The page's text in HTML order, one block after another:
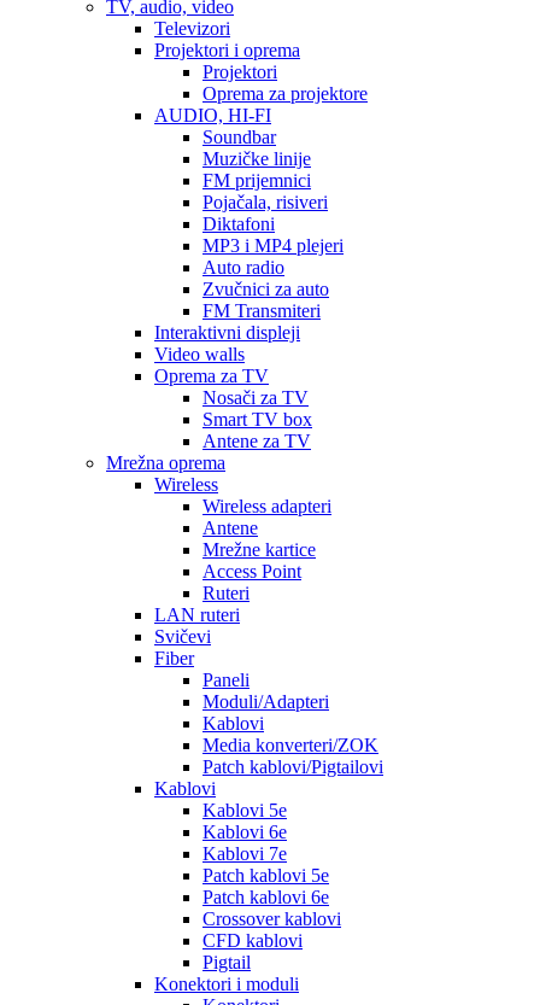
TV, audio, video
Televizori
Projektori i oprema
Projektori
Oprema za projektore
AUDIO, HI-FI
Soundbar
Muzičke linije
FM prijemnici
Pojačala, risiveri
Diktafoni
MP3 i MP4 plejeri
Auto radio
Zvučnici za auto
FM Transmiteri
Interaktivni displeji
Video walls
Oprema za TV
Nosači za TV
Smart TV box
Antene za TV
Mrežna oprema
Wireless
Wireless adapteri
Antene
Mrežne kartice
Access Point
Ruteri
LAN ruteri
Svičevi
Fiber
Paneli
Moduli/Adapteri
Kablovi
Media konverteri/ZOK
Patch kablovi/Pigtailovi
Kablovi
Kablovi 5e
Kablovi 6e
Kablovi 7e
Patch kablovi 5e
Patch kablovi 6e
Crossover kablovi
CFD kablovi
Pigtail
Konektori i moduli